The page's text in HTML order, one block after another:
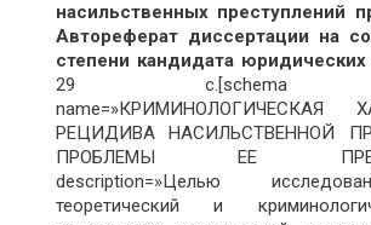
насильственных преступлений
Автореферат диссертации на
степени кандидата юридических
29 с.[schema
name=»КРИМИНОЛОГИЧЕСКАЯ
РЕЦИДИВА НАСИЛЬСТВЕННОЙ
ПРОБЛЕМЫ ЕЕ
description=»Целью
теоретический и